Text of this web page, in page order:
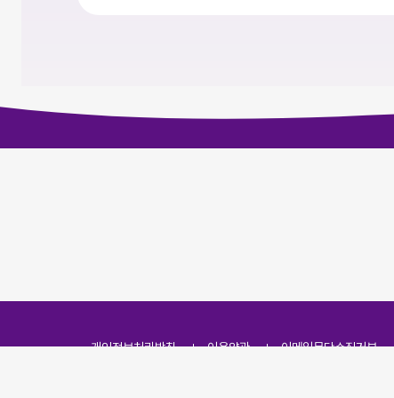
개인정보처리방침 이용약관 이메일무단수집거부